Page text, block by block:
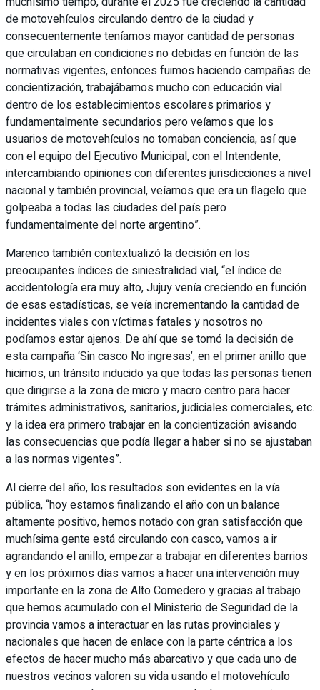
de motovehículos circulando dentro de la ciudad y
consecuentemente teníamos mayor cantidad de personas
que circulaban en condiciones no debidas en función de las
normativas vigentes, entonces fuimos haciendo campañas de
concientización, trabajábamos mucho con educación vial
dentro de los establecimientos escolares primarios y
fundamentalmente secundarios pero veíamos que los
usuarios de motovehículos no tomaban conciencia, así que
con el equipo del Ejecutivo Municipal, con el Intendente,
intercambiando opiniones con diferentes jurisdicciones a nivel
nacional y también provincial, veíamos que era un flagelo que
golpeaba a todas las ciudades del país pero
fundamentalmente del norte argentino”.
Marenco también contextualizó la decisión en los
preocupantes índices de siniestralidad vial, “el índice de
accidentología era muy alto, Jujuy venía creciendo en función
de esas estadísticas, se veía incrementando la cantidad de
incidentes viales con víctimas fatales y nosotros no
podíamos estar ajenos. De ahí que se tomó la decisión de
esta campaña ‘Sin casco No ingresas’, en el primer anillo que
hicimos, un tránsito inducido ya que todas las personas tienen
que dirigirse a la zona de micro y macro centro para hacer
trámites administrativos, sanitarios, judiciales comerciales, etc.
y la idea era primero trabajar en la concientización avisando
las consecuencias que podía llegar a haber si no se ajustaban
a las normas vigentes”.
Al cierre del año, los resultados son evidentes en la vía
pública, “hoy estamos finalizando el año con un balance
altamente positivo, hemos notado con gran satisfacción que
muchísima gente está circulando con casco, vamos a ir
agrandando el anillo, empezar a trabajar en diferentes barrios
y en los próximos días vamos a hacer una intervención muy
importante en la zona de Alto Comedero y gracias al trabajo
que hemos acumulado con el Ministerio de Seguridad de la
provincia vamos a interactuar en las rutas provinciales y
nacionales que hacen de enlace con la parte céntrica a los
efectos de hacer mucho más abarcativo y que cada uno de
nuestros vecinos valoren su vida usando el motovehículo